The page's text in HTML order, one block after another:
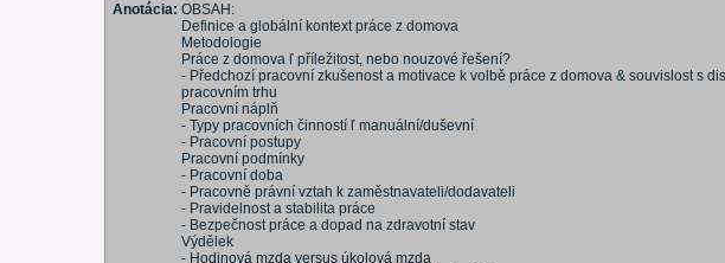
Anotácia: OBSAH:
Definice a globální kontext práce z domova
Metodologie
Práce z domova ľ příležitost, nebo nouzové řešení?
- Předchozí pracovní zkušenost a motivace k volbě práce z domova & souvislost s
pracovním trhu
Pracovní náplň
- Typy pracovních činností ľ manuální/duševní
- Pracovní postupy
Pracovní podmínky
- Pracovní doba
- Pracovně právní vztah k zaměstnavateli/dodavateli
- Pravidelnost a stabilita práce
- Bezpečnost práce a dopad na zdravotní stav
Výdělek
- Hodinová mzda versus úkolová mzda